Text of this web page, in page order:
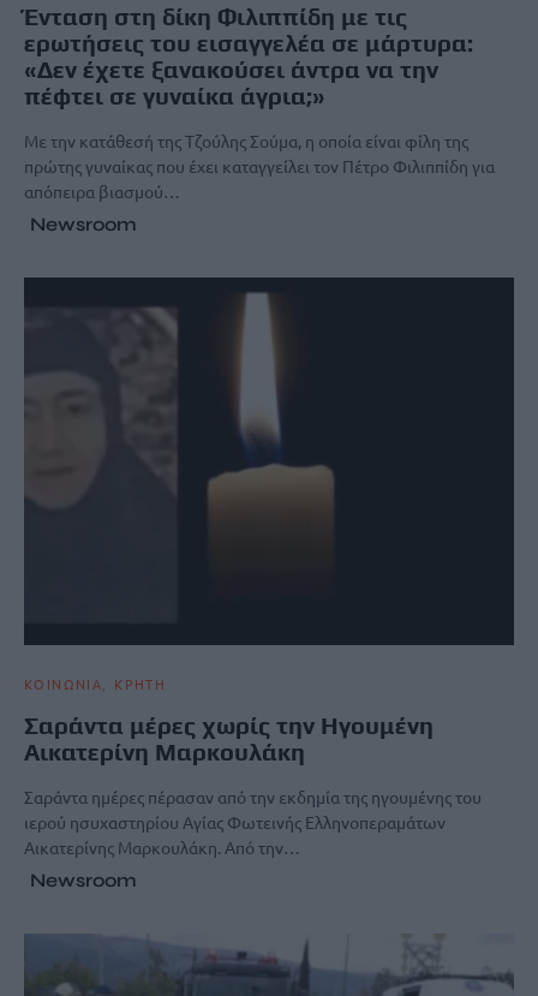
Ένταση στη δίκη Φιλιππίδη με τις
ερωτήσεις του εισαγγελέα σε μάρτυρα:
«Δεν έχετε ξανακούσει άντρα να την
πέφτει σε γυναίκα άγρια;»
Με την κατάθεσή της Τζούλης Σούμα, η οποία είναι φίλη της
πρώτης γυναίκας που έχει καταγγείλει τον Πέτρο Φιλιππίδη για
απόπειρα βιασμού…
Newsroom
ΚΟΙΝΩΝΙΑ ΚΡΗΤΗ
Σαράντα μέρες χωρίς την Ηγουμένη
Αικατερίνη Μαρκουλάκη
Σαράντα ημέρες πέρασαν από την εκδημία της ηγουμένης του
ιερού ησυχαστηρίου Αγίας Φωτεινής Ελληνοπεραμάτων
Αικατερίνης Μαρκουλάκη. Από την…
Newsroom